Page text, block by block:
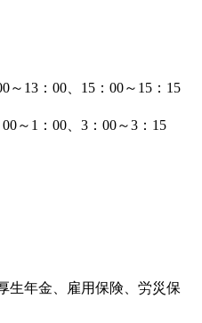
13：00、15：00～15：15
～1：00、3：00～3：15
生年金、雇用保険、労災保